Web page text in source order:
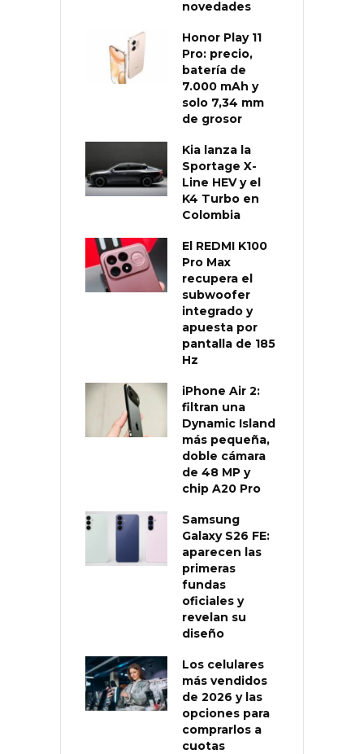
novedades
Honor Play 11
Pro: precio,
batería de
7.000 mAh y
solo 7,34 mm
de grosor
Kia lanza la
Sportage X-
Line HEV y el
K4 Turbo en
Colombia
El REDMI K100
Pro Max
recupera el
subwoofer
integrado y
apuesta por
pantalla de 185
Hz
iPhone Air 2:
filtran una
Dynamic Island
más pequeña,
doble cámara
de 48 MP y
chip A20 Pro
Samsung
Galaxy S26 FE:
aparecen las
primeras
fundas
oficiales y
revelan su
diseño
Los celulares
más vendidos
de 2026 y las
opciones para
comprarlos a
cuotas